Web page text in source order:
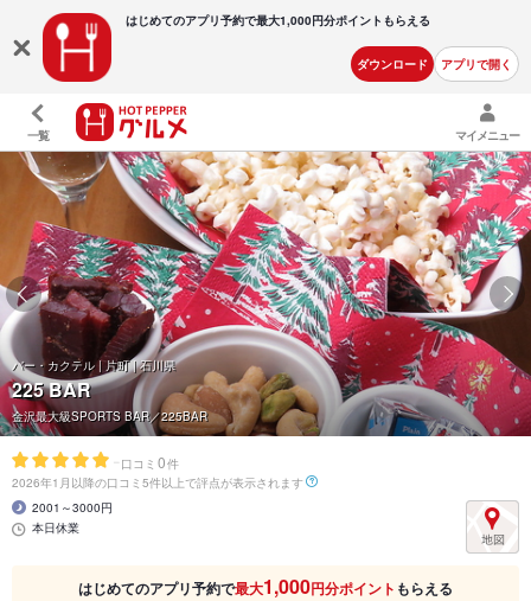
はじめてのアプリ予約で最大1,000円分ポイントもらえる
ダウンロード アプリで開く
一覧 マイメニュー
バー・カクテル | 片町 | 石川県
225 BAR
金沢最大級SPORTS BAR／225BAR
- 口コミ 0件
2026年1月以降の口コミ5件以上で評点が表示されます
2001～3000円
本日休業
はじめてのアプリ予約で最大1,000円分ポイント もらえる